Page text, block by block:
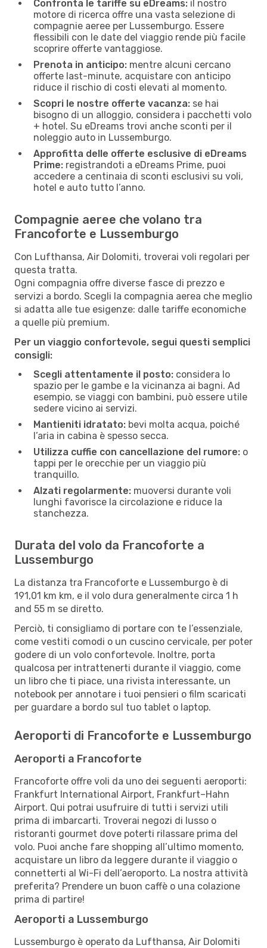
Confronta le tariffe su eDreams: il nostro
motore di ricerca offre una vasta selezione di
compagnie aeree per Lussemburgo. Essere
flessibili con le date del viaggio rende più facile
scoprire offerte vantaggiose.
Prenota in anticipo: mentre alcuni cercano
offerte last-minute, acquistare con anticipo
riduce il rischio di costi elevati al momento.
Scopri le nostre offerte vacanza: se hai
bisogno di un alloggio, considera i pacchetti volo
+ hotel. Su eDreams trovi anche sconti per il
noleggio auto in Lussemburgo.
Approfitta delle offerte esclusive di eDreams
Prime: registrandoti a eDreams Prime, puoi
accedere a centinaia di sconti esclusivi su voli,
hotel e auto tutto l’anno.
Compagnie aeree che volano tra
Francoforte e Lussemburgo
Con Lufthansa, Air Dolomiti, troverai voli regolari per
questa tratta.
Ogni compagnia offre diverse fasce di prezzo e
servizi a bordo. Scegli la compagnia aerea che meglio
si adatta alle tue esigenze: dalle tariffe economiche
a quelle più premium.
Per un viaggio confortevole, segui questi semplici
consigli:
Scegli attentamente il posto: considera lo
spazio per le gambe e la vicinanza ai bagni. Ad
esempio, se viaggi con bambini, può essere utile
sedere vicino ai servizi.
Mantieniti idratato: bevi molta acqua, poiché
l’aria in cabina è spesso secca.
Utilizza cuffie con cancellazione del rumore: o
tappi per le orecchie per un viaggio più
tranquillo.
Alzati regolarmente: muoversi durante voli
lunghi favorisce la circolazione e riduce la
stanchezza.
Durata del volo da Francoforte a
Lussemburgo
La distanza tra Francoforte e Lussemburgo è di
191,01 km km, e il volo dura generalmente circa 1 h
and 55 m se diretto.
Perciò, ti consigliamo di portare con te l’essenziale,
come vestiti comodi o un cuscino cervicale, per poter
godere di un volo confortevole. Inoltre, porta
qualcosa per intrattenerti durante il viaggio, come
un libro che ti piace, una rivista interessante, un
notebook per annotare i tuoi pensieri o film scaricati
per guardare a bordo sul tuo tablet o laptop.
Aeroporti di Francoforte e Lussemburgo
Aeroporti a Francoforte
Francoforte offre voli da uno dei seguenti aeroporti:
Frankfurt International Airport, Frankfurt–Hahn
Airport. Qui potrai usufruire di tutti i servizi utili
prima di imbarcarti. Troverai negozi di lusso o
ristoranti gourmet dove poterti rilassare prima del
volo. Puoi anche fare shopping all’ultimo momento,
acquistare un libro da leggere durante il viaggio o
connetterti al Wi-Fi dell’aeroporto. La nostra attività
preferita? Prendere un buon caffè o una colazione
prima di partire!
Aeroporti a Lussemburgo
Lussemburgo è operato da Lufthansa, Air Dolomiti